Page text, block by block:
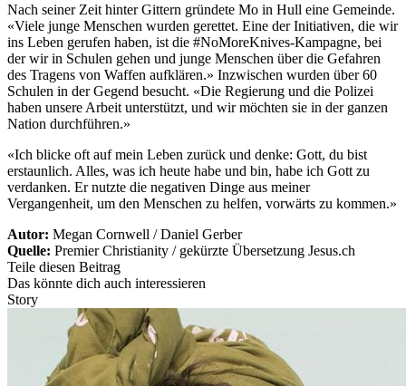
Nach seiner Zeit hinter Gittern gründete Mo in Hull eine Gemeinde.
«Viele junge Menschen wurden gerettet. Eine der Initiativen, die wir
ins Leben gerufen haben, ist die #NoMoreKnives-Kampagne, bei
der wir in Schulen gehen und junge Menschen über die Gefahren
des Tragens von Waffen aufklären.» Inzwischen wurden über 60
Schulen in der Gegend besucht. «Die Regierung und die Polizei
haben unsere Arbeit unterstützt, und wir möchten sie in der ganzen
Nation durchführen.»
«Ich blicke oft auf mein Leben zurück und denke: Gott, du bist
erstaunlich. Alles, was ich heute habe und bin, habe ich Gott zu
verdanken. Er nutzte die negativen Dinge aus meiner
Vergangenheit, um den Menschen zu helfen, vorwärts zu kommen.»
Autor: Megan Cornwell / Daniel Gerber
Quelle: Premier Christianity / gekürzte Übersetzung Jesus.ch
Teile diesen Beitrag
Das könnte dich auch interessieren
Story